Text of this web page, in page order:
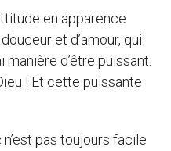
en apparence
et d’amour, qui
d’être puissant.
! Et cette puissante
pas toujours facile